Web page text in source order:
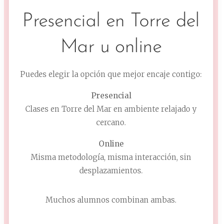
Presencial en Torre del
Mar u online
Puedes elegir la opción que mejor encaje contigo:
Presencial
Clases en Torre del Mar en ambiente relajado y
cercano.
Online
Misma metodología, misma interacción, sin
desplazamientos.
Muchos alumnos combinan ambas.